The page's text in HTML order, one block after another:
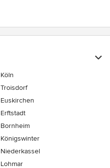
Köln
Troisdorf
Euskirchen
Erftstadt
Bornheim
Königswinter
Niederkassel
Lohmar